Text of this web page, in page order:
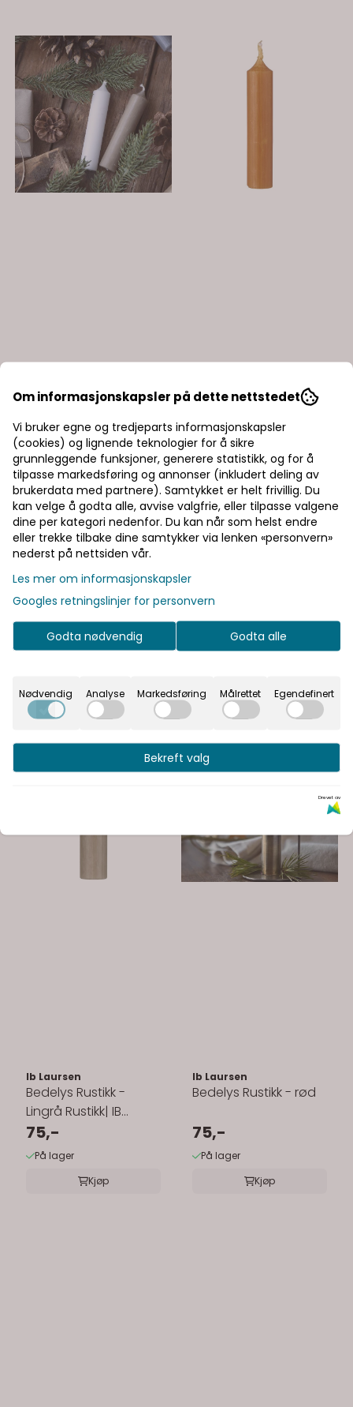
Bedelys Rustikk - hvit
75,-
På lager
Kjøp
Bedelys Rustikk -
karamel
75,-
På lager
Kjøp
Ib Laursen
Bedelys Rustikk -
Lingrå Rustikk| IB
Laursen
75,-
På lager
Kjøp
Ib Laursen
Bedelys Rustikk - rød
75,-
På lager
Kjøp
Om informasjonskapsler på dette nettstedet
Vi bruker egne og tredjeparts informasjonskapsler
(cookies) og lignende teknologier for å sikre
grunnleggende funksjoner, generere statistikk, og for å
tilpasse markedsføring og annonser (inkludert deling av
brukerdata med partnere). Samtykket er helt frivillig. Du
kan velge å godta alle, avvise valgfrie, eller tilpasse valgene
dine per kategori nedenfor. Du kan når som helst endre
eller trekke tilbake dine samtykker via lenken «personvern»
nederst på nettsiden vår.
Les mer om informasjonskapsler
Googles retningslinjer for personvern
Godta nødvendig Godta alle
Nødvendig Analyse Markedsføring Målrettet Egendefinert
Bekreft valg
Drevet av